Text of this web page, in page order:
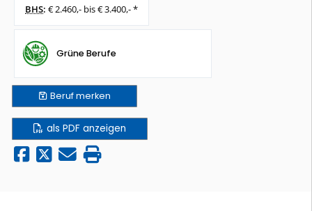
BHS: € 2.460,- bis € 3.400,- *
Grüne Berufe
Berufmerken
als PDF anzeigen